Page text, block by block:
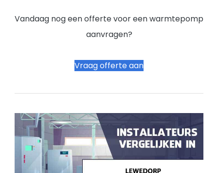
Vandaag nog een offerte voor een warmtepomp
aanvragen?
Vraag offerte aan